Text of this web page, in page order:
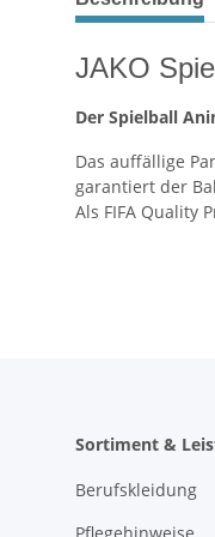
JAKO
Der Spielball
Das auffällige
garantiert der
Als FIFA Quality
Sortiment &
Berufskleidung
Pflegehinweise